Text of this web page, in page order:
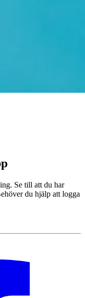
Se till att du har
du hjälp att logga